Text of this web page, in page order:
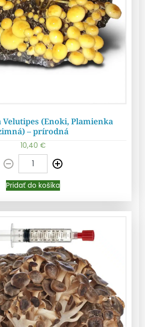
Pridať do košíka
(Enoki, Plamienka
– prírodná
10,40 €
Pridať do košíka